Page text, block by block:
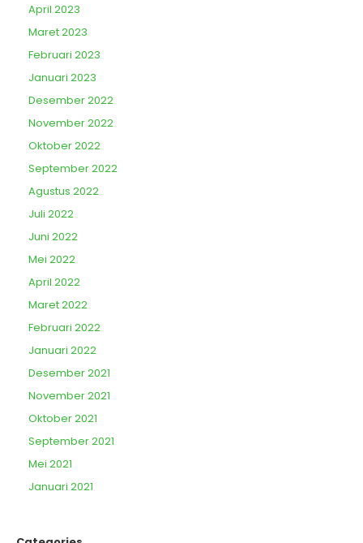
April 2023
Maret 2023
Februari 2023
Januari 2023
Desember 2022
November 2022
Oktober 2022
September 2022
Agustus 2022
Juli 2022
Juni 2022
Mei 2022
April 2022
Maret 2022
Februari 2022
Januari 2022
Desember 2021
November 2021
Oktober 2021
September 2021
Mei 2021
Januari 2021